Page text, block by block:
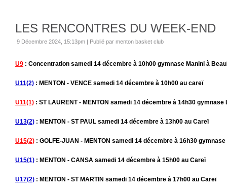
LES RENCONTRES DU WEEK-END
9 Décembre 2024, 15:13pm | Publié par menton basket club
U9 : Concentration samedi 14 décembre à 10h00 gymnase Manini à
U11(2) : MENTON - VENCE samedi 14 décembre à 10h00 au careï
U11(1) : ST LAURENT - MENTON samedi 14 décembre à 14h30
U13(2) : MENTON - ST PAUL samedi 14 décembre à 13h00 au Careï
U15(2) : GOLFE-JUAN - MENTON samedi 14 décembre à 16h30
U15(1) : MENTON - CANSA samedi 14 décembre à 15h00 au Careï
U17(2) : MENTON - ST MARTIN samedi 14 décembre à 17h00 au Careï